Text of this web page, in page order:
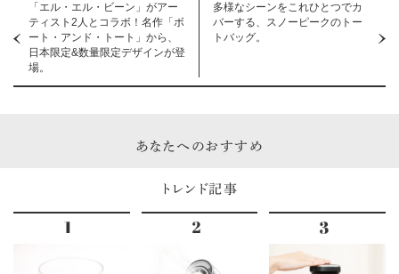
「エル・エル・ビーン」がアー
ティスト2人とコラボ！名作「ボ
ート・アンド・トート」から、
日本限定&数量限定デザインが登
場。
多様なシーンをこれひとつでカ
バーする、スノーピークのトー
トバッグ。
あなたへのおすすめ
トレンド記事